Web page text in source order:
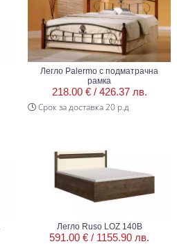
Легло Palermo с подматрачна
рамка
218.00 € / 426.37 лв.
Срок за доставка 20 р.д
Легло Ruso LOZ 140B
591.00 € / 1155.90 лв.